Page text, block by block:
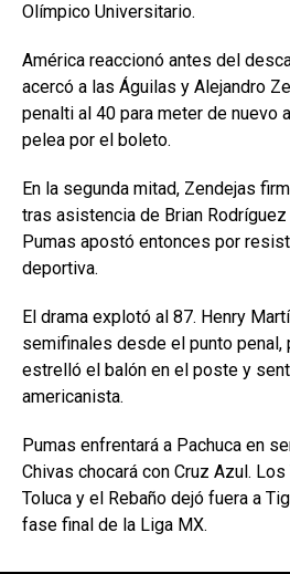
Olímpico Universitario.
América reaccionó antes del
acercó a las Águilas y Alejandro
penalti al 40 para meter de nuevo
pelea por el boleto.
En la segunda mitad, Zendejas
tras asistencia de Brian
Pumas apostó entonces por
deportiva.
El drama explotó al 87. Henry
semifinales desde el punto penal,
estrelló el balón en el poste y
americanista.
Pumas enfrentará a Pachuca en
Chivas chocará con Cruz Azul.
Toluca y el Rebaño dejó fuera a
fase final de la Liga MX.